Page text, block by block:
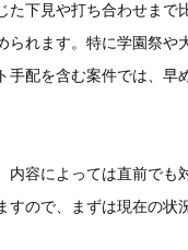
た下見や打ち合わせまで
られます。特に学園祭や
手配を含む案件では、早
内容によっては直前でも
すので、まずは現在の状